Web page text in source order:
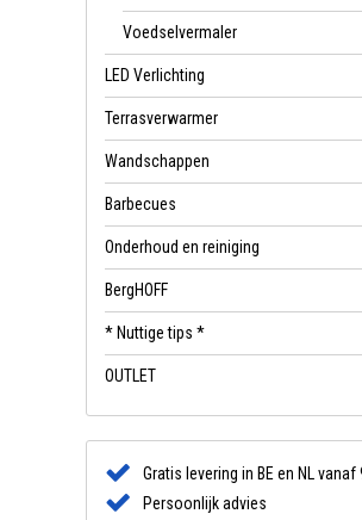
Voedselvermaler
LED Verlichting
Terrasverwarmer
Wandschappen
Barbecues
Onderhoud en reiniging
BergHOFF
* Nuttige tips *
OUTLET
Gratis levering in BE en NL vanaf
Persoonlijk advies